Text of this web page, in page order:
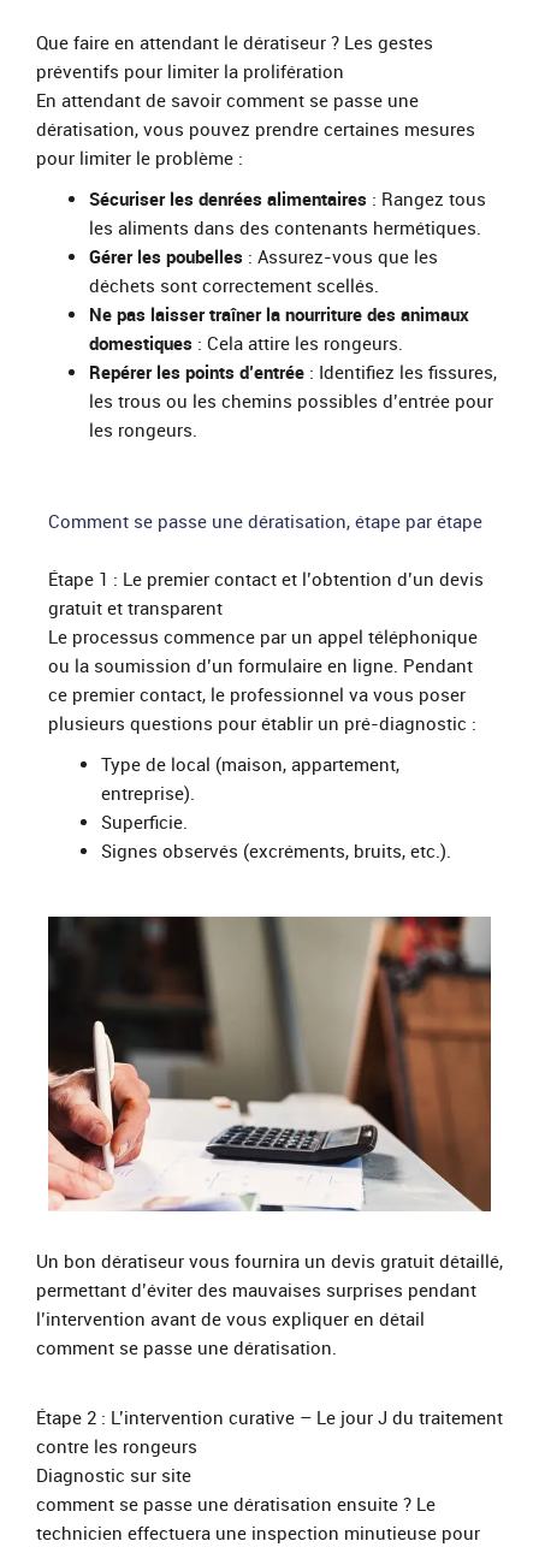
Que faire en attendant le dératiseur ? Les gestes
préventifs pour limiter la prolifération
En attendant de savoir comment se passe une
dératisation, vous pouvez prendre certaines mesures
pour limiter le problème :
Sécuriser les denrées alimentaires : Rangez tous
les aliments dans des contenants hermétiques.
Gérer les poubelles : Assurez-vous que les
déchets sont correctement scellés.
Ne pas laisser traîner la nourriture des animaux
domestiques : Cela attire les rongeurs.
Repérer les points d’entrée: Identifiez les fissures,
les trous ou les chemins possibles d’entrée pour
les rongeurs.
Comment se passe une dératisation, étape par étape
Étape 1 : Le premier contact et l’obtention d’un devis
gratuit et transparent
Le processus commence par un appel téléphonique
ou la soumission d’un formulaire en ligne. Pendant
ce premier contact, le professionnel va vous poser
plusieurs questions pour établir un pré-diagnostic :
Type de local (maison, appartement,
entreprise).
Superficie.
Signes observés (excréments, bruits, etc.).
Un bon dératiseur vous fournira un devis gratuit détaillé,
permettant d’éviter des mauvaises surprises pendant
l’intervention avant de vous expliquer en détail
comment se passe une dératisation.
Étape 2 : L’intervention curative – Le jour J du traitement
contre les rongeurs
Diagnostic sur site
comment se passe une dératisation ensuite ? Le
technicien effectuera une inspection minutieuse pour